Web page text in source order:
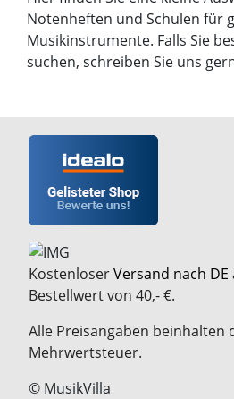
Notenheften und Schulen für
Musikinstrumente. Falls Sie
suchen, schreiben Sie uns
KostenloserVersand nach DE
Bestellwert von 40,- €.
Alle Preisangaben beinhalten
Mehrwertsteuer.
© MusikVilla